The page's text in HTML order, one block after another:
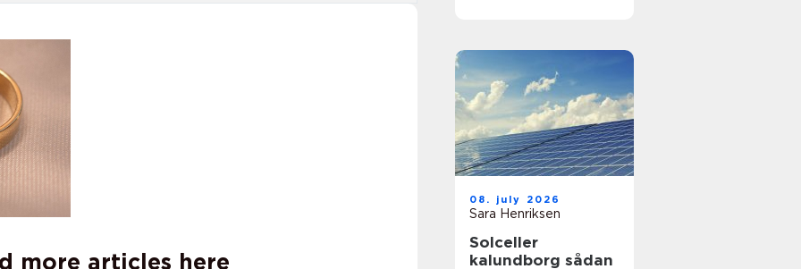
more articles here
08. july 2026
Sara Henriksen
Solceller
kalundborg sådan